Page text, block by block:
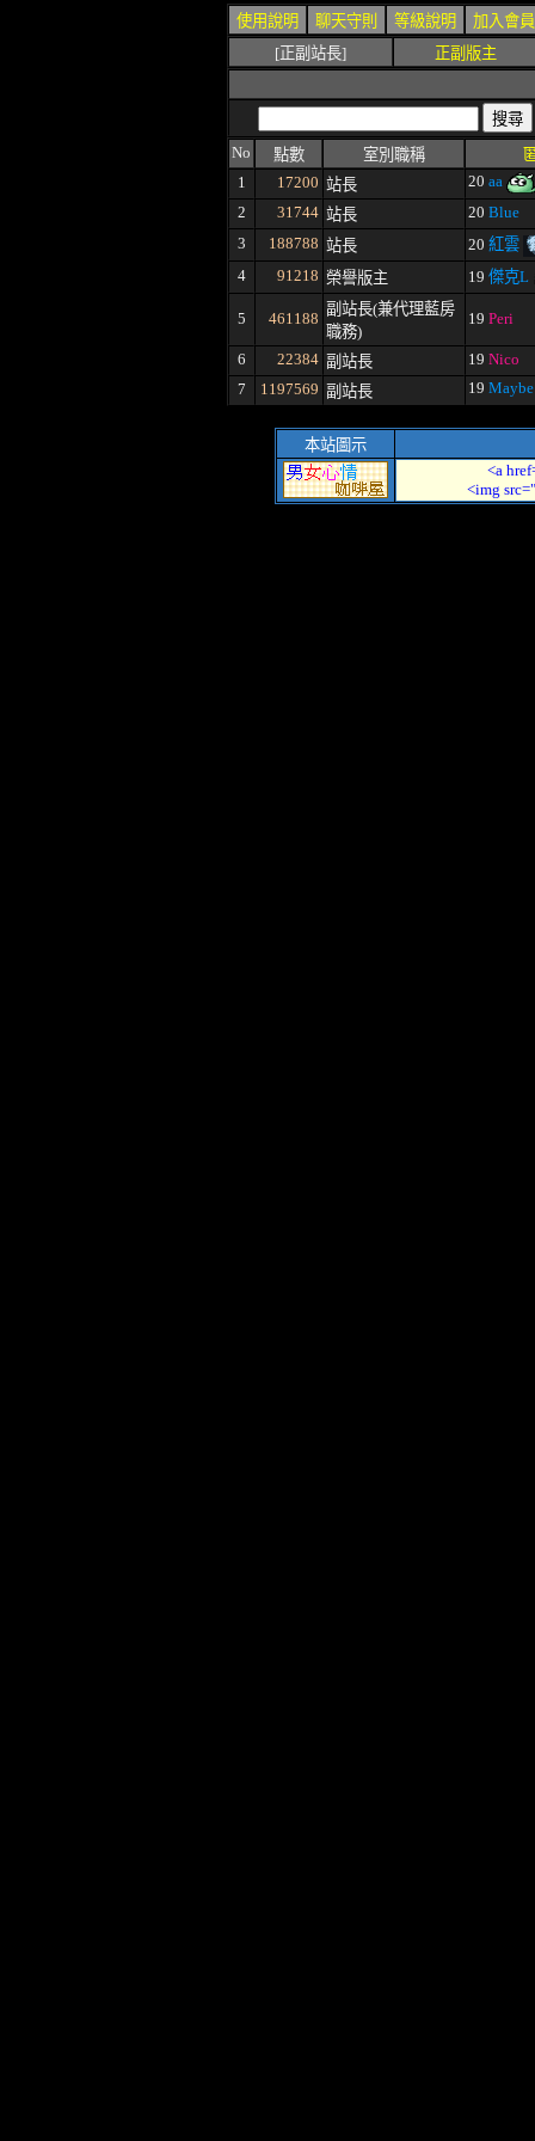
使用說明 聊天守則 等級說明
加入會員
[正副站長]
正副版主
No 點數 室別職稱
1
17200 站長 20 aa
2
31744 站長 20 Blue
3
188788 站長 20 紅雲
4
91218 榮譽版主 19 傑克L
5 461188
副站長(兼代理藍房
職務)
19 Peri
6 22384 副站長 19 Nico
7
1197569 副站長 19
本站圖示
<a
<img